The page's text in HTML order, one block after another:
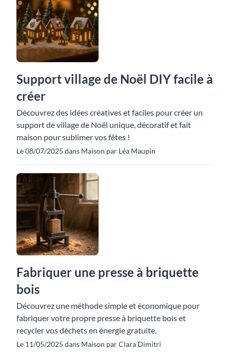
Support village de Noël DIY facile à
créer
Découvrez des idées créatives et faciles pour créer un
support de village de Noël unique, décoratif et fait
maison pour sublimer vos fêtes !
Le 08/07/2025 dans Maison par Léa Maupin
Fabriquer une presse à briquette
bois
Découvrez une méthode simple et économique pour
fabriquer votre propre presse à briquette bois et
recycler vos déchets en énergie gratuite.
Le 11/05/2025 dans Maison par Clara Dimitri